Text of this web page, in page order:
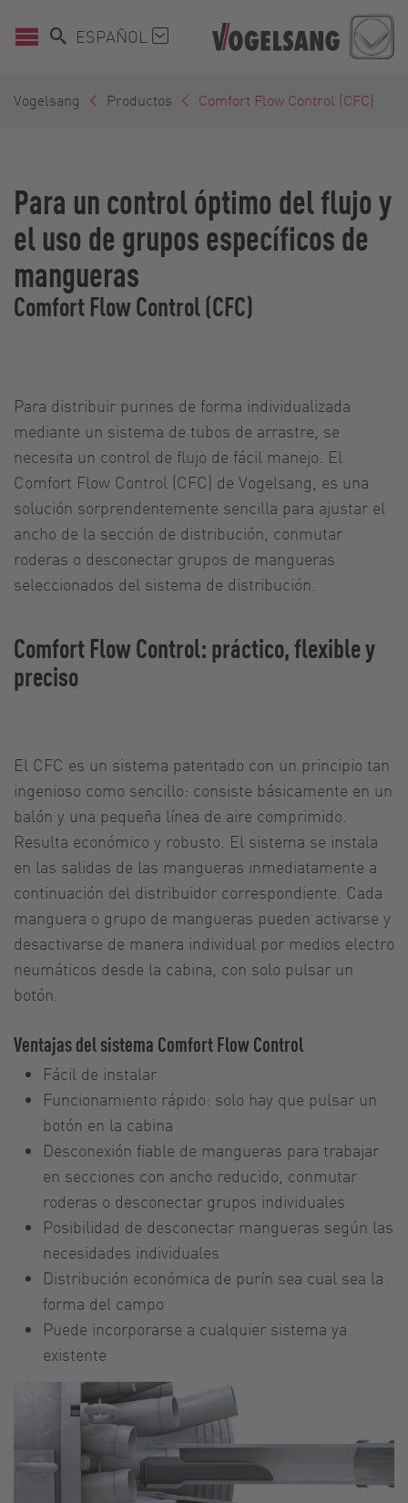
ESPAÑOL
Vogelsang Productos Comfort Flow Control (CFC)
Para un control óptimo del flujo y
el uso de grupos específicos de
mangueras
Comfort Flow Control (CFC)
Para distribuir purines de forma individualizada
mediante un sistema de tubos de arrastre, se
necesita un control de flujo de fácil manejo. El
Comfort Flow Control (CFC) de Vogelsang, es una
solución sorprendentemente sencilla para ajustar el
ancho de la sección de distribución, conmutar
roderas o desconectar grupos de mangueras
seleccionados del sistema de distribución.
Comfort Flow Control: práctico, flexible y
preciso
El CFC es un sistema patentado con un principio tan
ingenioso como sencillo: consiste básicamente en un
balón y una pequeña línea de aire comprimido.
Resulta económico y robusto. El sistema se instala
en las salidas de las mangueras inmediatamente a
continuación del distribuidor correspondiente. Cada
manguera o grupo de mangueras pueden activarse y
desactivarse de manera individual por medios electro
neumáticos desde la cabina, con solo pulsar un
botón.
Ventajas del sistema Comfort Flow Control
Fácil de instalar
Funcionamiento rápido: solo hay que pulsar un
botón en la cabina
Desconexión fiable de mangueras para trabajar
en secciones con ancho reducido, conmutar
roderas o desconectar grupos individuales
Posibilidad de desconectar mangueras según las
necesidades individuales
Distribución económica de purín sea cual sea la
forma del campo
Puede incorporarse a cualquier sistema ya
existente